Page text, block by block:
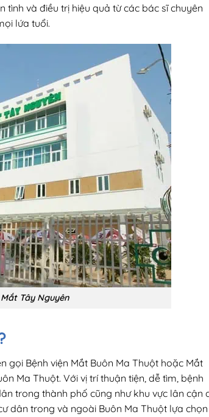
tình và điều trị hiệu quả từ các bác sĩ chuyên
lứa tuổi.
Tây Nguyên
gọi Bệnh viện Mắt Buôn Ma Thuột hoặc Mắt
Ma Thuột. Với vị trí thuận tiện, dễ tìm, bệnh
trong thành phố cũng như khu vực lân cận
dân trong và ngoài Buôn Ma Thuột lựa